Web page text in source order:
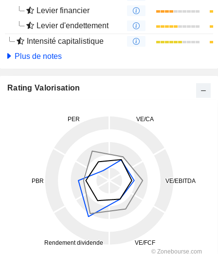
Levier financier
Levier d'endettement
Intensité capitalistique
Plus de notes
Rating Valorisation